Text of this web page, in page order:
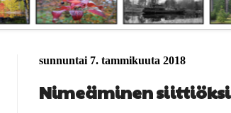
sunnuntai 7. tammikuuta 2018
Nimeäminen siittiöksi